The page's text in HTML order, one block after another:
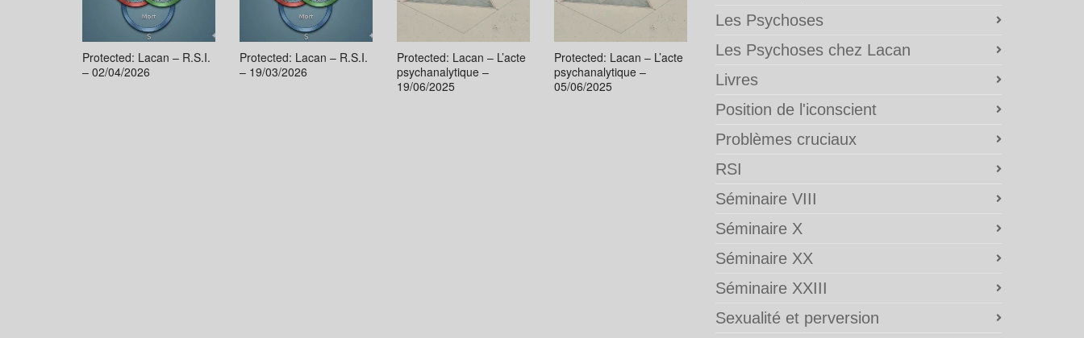
Protected: Lacan – R.S.I.
– 02/04/2026
Protected: Lacan – R.S.I.
– 19/03/2026
Protected: Lacan – L’acte
psychanalytique –
19/06/2025
Protected: Lacan – L’acte
psychanalytique –
05/06/2025
Les Psychoses
Les Psychoses chez Lacan
Livres
Position de l'iconscient
Problèmes cruciaux
RSI
Séminaire VIII
Séminaire X
Séminaire XX
Séminaire XXIII
Sexualité et perversion